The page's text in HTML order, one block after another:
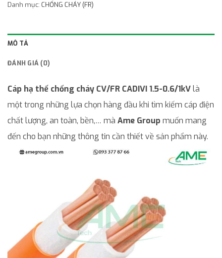
Danh mục: CHỐNG CHÁY (FR)
MÔ TẢ
ĐÁNH GIÁ (0)
Cáp hạ thế chống cháy CV/FR CADIVI 1.5-0.6/1kVlà
một trong những lựa chọn hàng đầu khi tìm kiếm cáp điện
chất lượng, an toàn, bền,… mà Ame Group muốn mang
đến cho bạn những thông tin cần thiết về sản phẩm này.